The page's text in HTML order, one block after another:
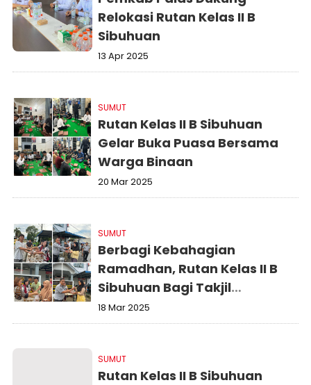
Relokasi Rutan Kelas II B
Sibuhuan
13 Apr 2025
SUMUT
Rutan Kelas II B Sibuhuan
Gelar Buka Puasa Bersama
Warga Binaan
20 Mar 2025
SUMUT
Berbagi Kebahagian
Ramadhan, Rutan Kelas II B
Sibuhuan Bagi Takjil
Kemasyarakat
18 Mar 2025
SUMUT
Rutan Kelas II B Sibuhuan